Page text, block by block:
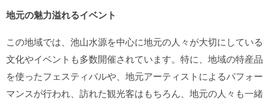
地元の魅力溢れるイベント
この地域では、池山水源を中心に地元の人々が大切にしている
文化やイベントも多数開催されています。特に、地域の特産品
を使ったフェスティバルや、地元アーティストによるパフォー
マンスが行われ、訪れた観光客はもちろん、地元の人々も一緒